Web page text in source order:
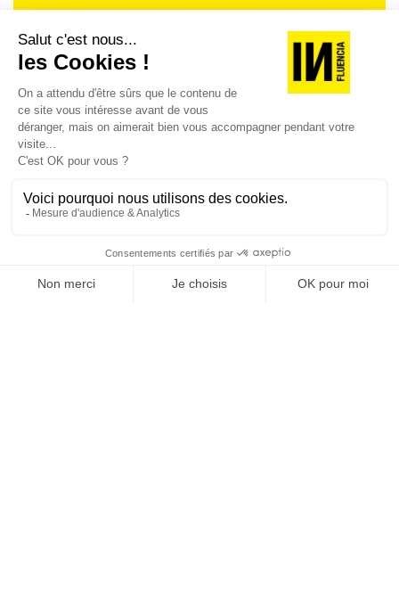
JE M'ABONNE 1 AN - 4 NUM.
JE DÉCOUVRE LES NUMÉROS PRÉCÉDENTS
Je suis déjà abonné(e) :je consulte la revue en